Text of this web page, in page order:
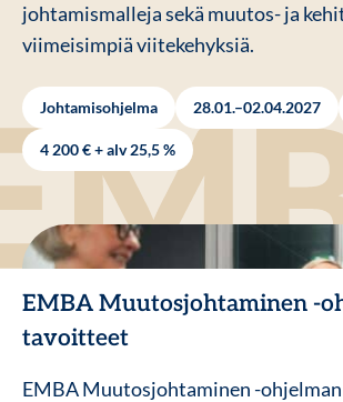
johtamismalleja sekä muutos- ja
viimeisimpiä viitekehyksiä.
Johtamisohjelma 28.01.–02.04.2027
4 200 € + alv 25,5 %
EMBA Muutosjohtaminen -
tavoitteet
EMBA Muutosjohtaminen -